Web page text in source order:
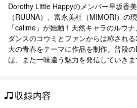
Dorothy Little Happyのメンバー早坂香
（RUUNA）、富永美杜（MIMORI）の
「callme」が始動！天然キャラのルウナ
ダンスのコウミとファンからは称され
大の青春をテーマに作品を制作。普段
は、また一味違う魅力を発信していきま
収録内容